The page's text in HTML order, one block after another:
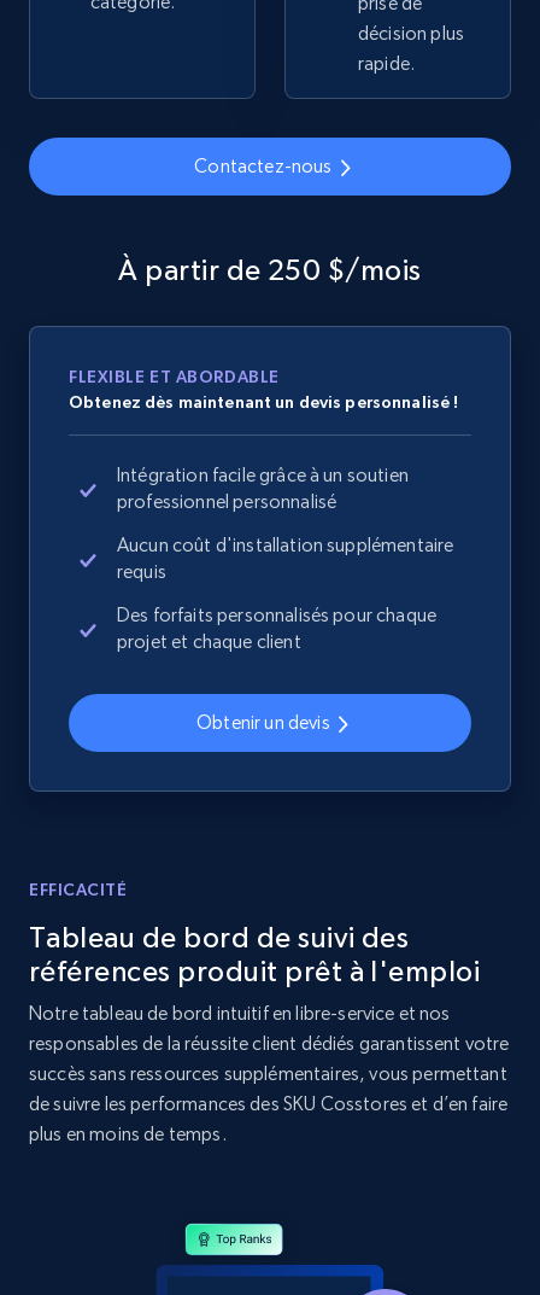
Commencer
Collecting products by keyword search
products by best sellers category URL
price, Currency, Availability, Reviews count, and
2.1K+ 375+
Amazon products global dataset - Collect
Amazon products by seller URL
more.
2.1K+ 375+ Commencer
Amazon products global dataset - Collect
products from Brands URLs
Title, Seller name, Brand, Description, Initial
375+
décision plus
rapide.
Contactez-nous
À partir de 250 $/mois
FLEXIBLE ET ABORDABLE
Obtenez dès maintenant un devis personnalisé !
Intégration facile grâce à un soutien
professionnel personnalisé
Aucun coût d'installation supplémentaire
requis
Des forfaits personnalisés pour chaque
projet et chaque client
Obtenir un devis
EFFICACITÉ
Tableau de bord de suivi des
références produit prêt à l'emploi
Notre tableau de bord intuitif en libre-service et nos
responsables de la réussite client dédiés garantissent votre
succès sans ressources supplémentaires, vous permettant
de suivre les performances des SKU Cosstores et d’en faire
plus en moins de temps.